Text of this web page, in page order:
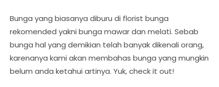
Bunga yang biasanya diburu di florist bunga
rekomended yakni bunga mawar dan melati. Sebab
bunga hal yang demikian telah banyak dikenali orang,
karenanya kami akan membahas bunga yang mungkin
belum anda ketahui artinya. Yuk, check it out!